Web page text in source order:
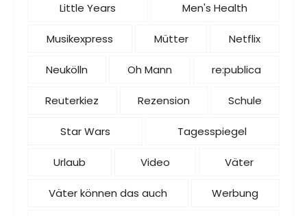
Little Years Men's Health
Musikexpress Mütter Netflix
Neukölln Oh Mann re:publica
Reuterkiez Rezension Schule
Star Wars Tagesspiegel
Urlaub Video Väter
Väter können das auch Werbung